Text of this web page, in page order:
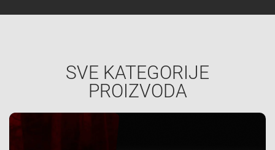
SVE KATEGORIJE
PROIZVODA